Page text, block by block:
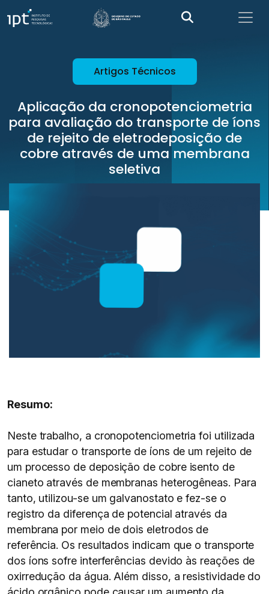
Artigos Técnicos
Aplicação da cronopotenciometria
para avaliação do transporte de íons
de rejeito de eletrodeposição de
cobre através de uma membrana
seletiva
Resumo:
Neste trabalho, a cronopotenciometria foi utilizada
para estudar o transporte de íons de um rejeito de
um processo de deposição de cobre isento de
cianeto através de membranas heterogêneas. Para
tanto, utilizou-se um galvanostato e fez-se o
registro da diferença de potencial através da
membrana por meio de dois eletrodos de
referência. Os resultados indicam que o transporte
dos íons sofre interferências devido às reações de
oxirredução da água. Além disso, a resistividade do